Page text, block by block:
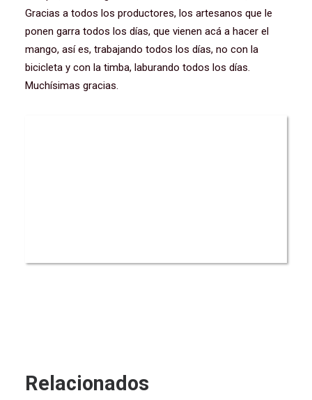
Gracias a todos los productores, los artesanos que le
ponen garra todos los días, que vienen acá a hacer el
mango, así es, trabajando todos los días, no con la
bicicleta y con la timba, laburando todos los días.
Muchísimas gracias.
Relacionados